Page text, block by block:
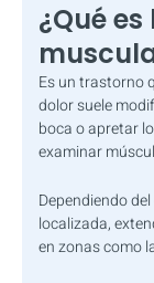
¿Qué
Es un trastorno
dolor suele
boca o apretar
examinar
Dependiendo
localizada,
en zonas como